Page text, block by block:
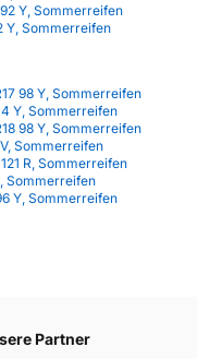
Y, Sommerreifen
Y, Sommerreifen
98 Y, Sommerreifen
Y, Sommerreifen
98 Y, Sommerreifen
Sommerreifen
R, Sommerreifen
Sommerreifen
Y, Sommerreifen
Partner